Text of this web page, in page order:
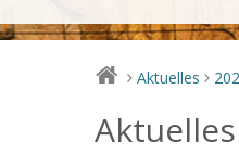
> Aktuelles >